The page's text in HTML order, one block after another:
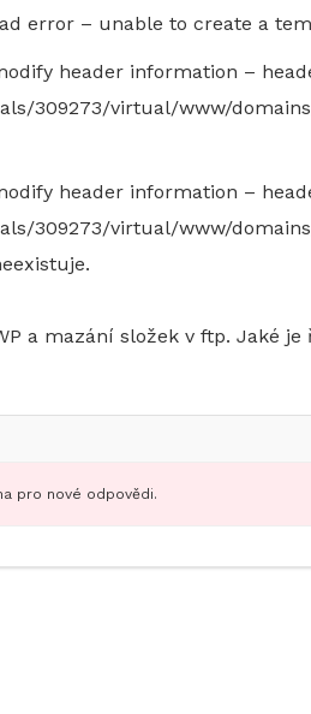
error – unable to create a
header information –
309273/virtual/www/
header information –
309273/virtual/www/
a mazání složek v ftp. Jaké je
pro nové odpovědi.